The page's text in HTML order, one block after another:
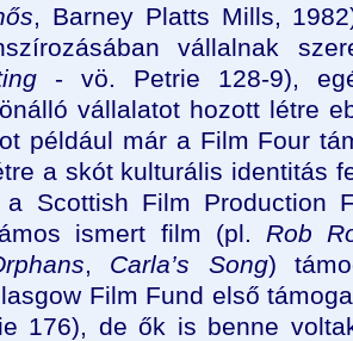
, Barney Platts Mills,
vállalnak
- vö. Petrie 128-9),
vállalatot hozott létre
ot például már a Film Four
a skót kulturális identitás
a Scottish Film Production
ismert film (pl. Rob
, Carla’s Song)
Film Fund első
176), de ők is benne